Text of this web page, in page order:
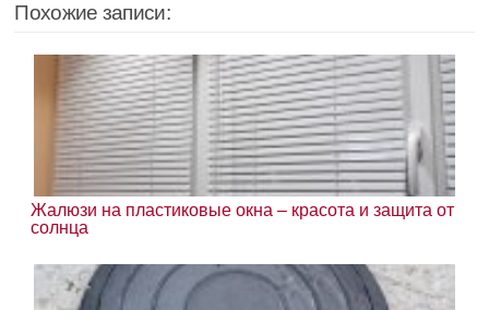
Похожие записи:
Жалюзи на пластиковые окна – красота и защита от
солнца